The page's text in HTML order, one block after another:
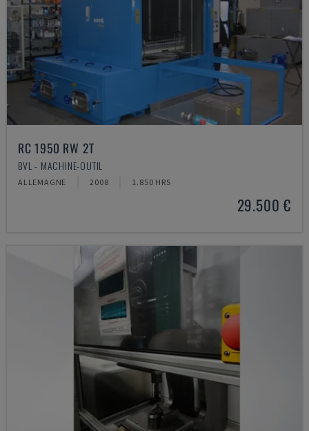
RC 1950 RW 2T
BVL - MACHINE-OUTIL
ALLEMAGNE 2008 1.850 HRS
29.500 €